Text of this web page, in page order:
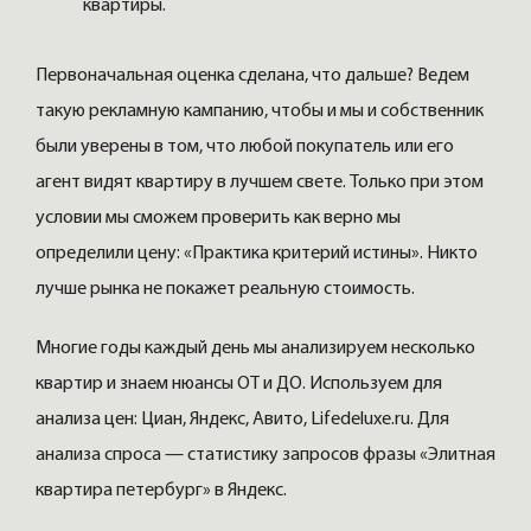
квартиры.
Первоначальная оценка сделана, что дальше? Ведем
такую рекламную кампанию, чтобы и мы и собственник
были уверены в том, что любой покупатель или его
агент видят квартиру в лучшем свете. Только при этом
условии мы сможем проверить как верно мы
определили цену: «Практика критерий истины». Никто
лучше рынка не покажет реальную стоимость.
Многие годы каждый день мы анализируем несколько
квартир и знаем нюансы ОТ и ДО. Используем для
анализа цен: Циан, Яндекс, Авито, Lifedeluxe.ru. Для
анализа спроса — статистику запросов фразы «Элитная
квартира петербург» в Яндекс.